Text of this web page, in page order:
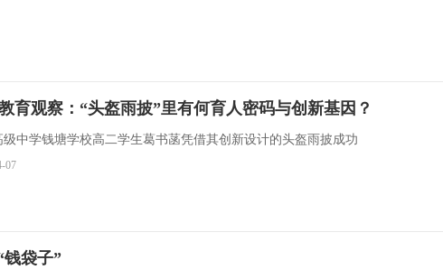
育观察：“头盔雨披”里有何育人密码与创新基因？
级中学钱塘学校高二学生葛书菡凭借其创新设计的头盔雨披成功
07
袋子”